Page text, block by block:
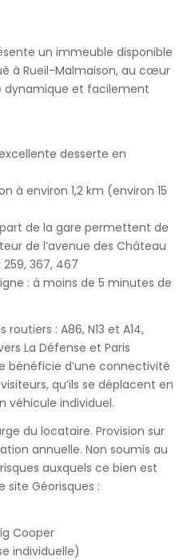
un immeuble disponible
à Rueil-Malmaison, au cœur
dynamique et facilement
desserte en
à environ 1,2 km (environ 15
de la gare permettent de
de l’avenue des Château
259, 367, 467
: à moins de 5 minutes de
: A86, N13 et A14,
La Défense et Paris
bénéficie d’une connectivité
qu’ils se déplacent en
véhicule individuel.
du locataire. Provision sur
annuelle. Non soumis au
auxquels ce bien est
site Géorisques :
Cooper
individuelle)